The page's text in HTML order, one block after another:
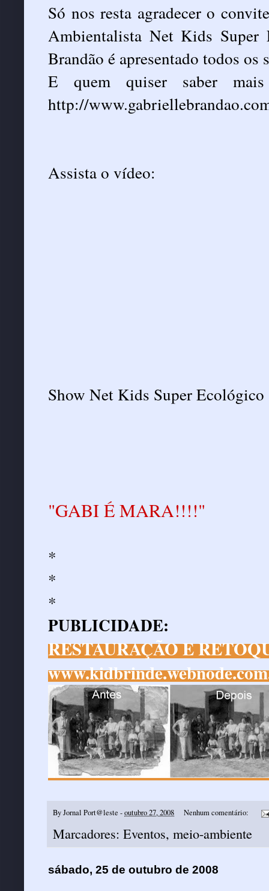
Só nos resta agradecer o
Ambientalista Net Kids Super
Brandão é apresentado todos
E quem quiser saber
http://
Assista o vídeo:
Show Net Kids Super
"GABI É MARA!!!!"
*
*
*
PUBLICIDADE:
RESTAURAÇÃO E
ByJornal Port@leste -outubro 27, 2008 Nenhum comentário:
Marcadores: Eventos, meio-ambiente
sábado, 25 de outubro de 2008